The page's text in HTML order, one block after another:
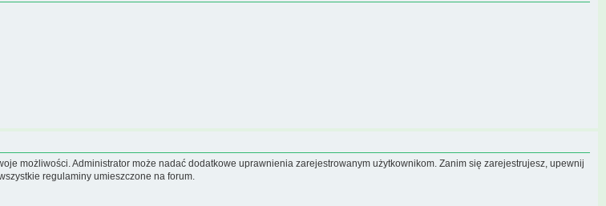
możliwości. Administrator może nadać dodatkowe uprawnienia zarejestrowanym użytkownikom. Zanim się zarejestrujesz, upewnij
regulaminy umieszczone na forum.